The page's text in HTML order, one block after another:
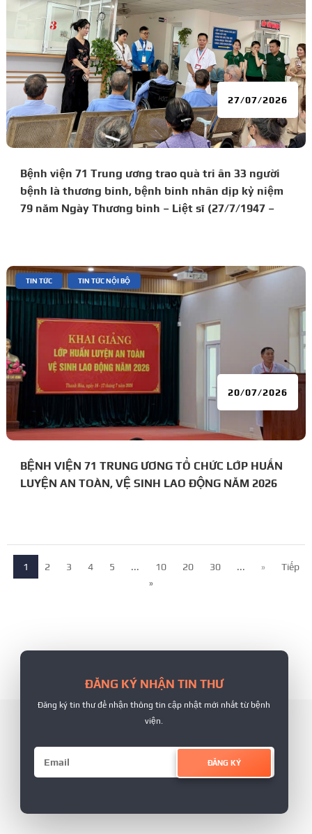
Bệnh viện 71 Trung ương trao quà tri ân 33 người
bệnh là thương binh, bệnh binh nhân dịp kỷ niệm
79 năm Ngày Thương binh – Liệt sĩ (27/7/1947 –
27/07/2026
BỆNH VIỆN 71 TRUNG ƯƠNG TỔ CHỨC LỚP HUẤN
LUYỆN AN TOÀN, VỆ SINH LAO ĐỘNG NĂM 2026
20/07/2026
TIN TỨC TIN TỨC NỘI BỘ
1 2 3 4 5 ... 10 20 30 ... »
Tiếp
»
ĐĂNG KÝ NHẬN TIN THƯ
Đăng ký tin thư để nhận thông tin cập nhật mới nhất từ bệnh
viện.
ĐĂNG KÝ